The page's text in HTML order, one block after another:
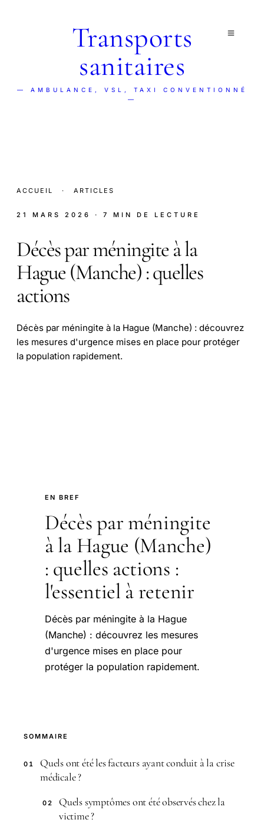
Transports
sanitaires
— AMBULANCE, VSL, TAXI CONVENTIONNÉ
—
ACCUEIL · ARTICLES
21 MARS 2026 · 7 MIN DE LECTURE
Décès par méningite à la
Hague (Manche) : quelles
actions
Décès par méningite à la Hague (Manche) : découvrez
les mesures d'urgence mises en place pour protéger
la population rapidement.
EN BREF
Décès par méningite
à la Hague (Manche)
: quelles actions :
l'essentiel à retenir
Décès par méningite à la Hague
(Manche) : découvrez les mesures
d'urgence mises en place pour
protéger la population rapidement.
SOMMAIRE
01
Quels ont été les facteurs ayant conduit à la crise
médicale ?
02
Quels symptômes ont été observés chez la
victime ?